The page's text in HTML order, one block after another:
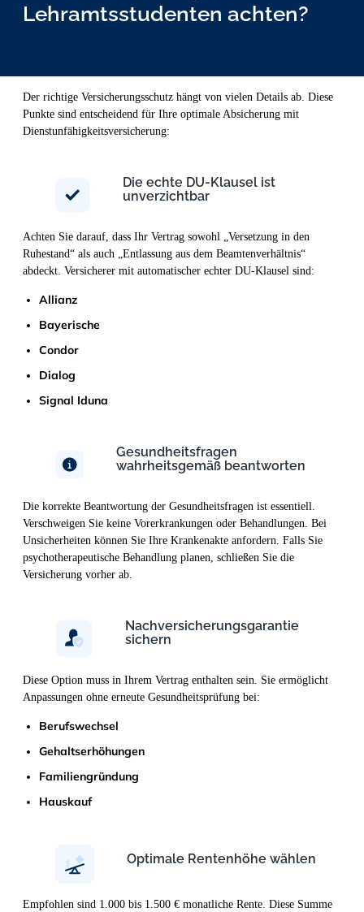
Lehramtsstudenten achten?
Der richtige Versicherungsschutz hängt von vielen Details ab. Diese
Punkte sind entscheidend für Ihre optimale Absicherung mit
Dienstunfähigkeitsversicherung:
Die echte DU-Klausel ist
unverzichtbar
Achten Sie darauf, dass Ihr Vertrag sowohl „Versetzung in den
Ruhestand“ als auch „Entlassung aus dem Beamtenverhältnis“
abdeckt. Versicherer mit automatischer echter DU-Klausel sind:
Allianz
Bayerische
Condor
Dialog
Signal Iduna
Gesundheitsfragen
wahrheitsgemäß beantworten
Die korrekte Beantwortung der Gesundheitsfragen ist essentiell.
Verschweigen Sie keine Vorerkrankungen oder Behandlungen. Bei
Unsicherheiten können Sie Ihre Krankenakte anfordern. Falls Sie
psychotherapeutische Behandlung planen, schließen Sie die
Versicherung vorher ab.
Nachversicherungsgarantie
sichern
Diese Option muss in Ihrem Vertrag enthalten sein. Sie ermöglicht
Anpassungen ohne erneute Gesundheitsprüfung bei:
Berufswechsel
Gehaltserhöhungen
Familiengründung
Hauskauf
Optimale Rentenhöhe wählen
Empfohlen sind 1.000 bis 1.500 € monatliche Rente. Diese Summe